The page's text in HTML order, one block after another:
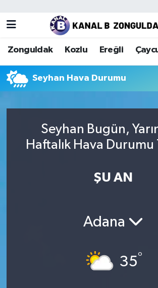
Zonguldak Kozlu Ereğli
Seyhan Hava Durumu
Seyhan Bugün,
Haftalık Hava Durumu
ŞU AN
Adana
35°
Zonguldak
Kozlu
Ereğli
Alaplı
Zonguldak Nöbetçi Eczaneler
Zonguldak Hava Durumu
Zonguldak Trafik Yoğunluk
Tüm Manşetler